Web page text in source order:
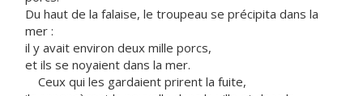
Du haut de la falaise, le troupeau se précipita dans la
mer :
il y avait environ deux mille porcs,
et ils se noyaient dans la mer.
Ceux qui les gardaient prirent la fuite,